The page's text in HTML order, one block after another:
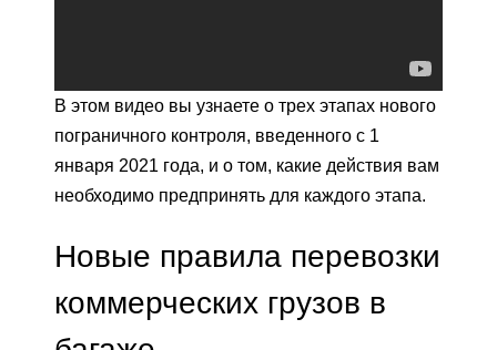
В этом видео вы узнаете о трех этапах нового
пограничного контроля, введенного с 1
января 2021 года, и о том, какие действия вам
необходимо предпринять для каждого этапа.
Новые правила перевозки
коммерческих грузов в